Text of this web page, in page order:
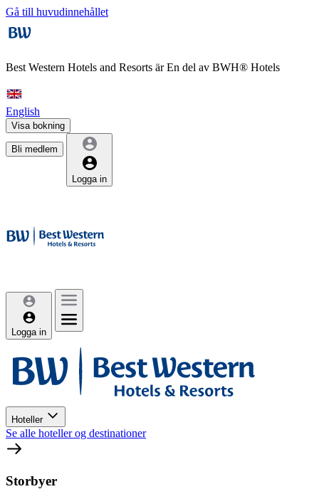
Gå till huvudinnehållet
Best Western Hotels and Resorts ärEn del av BWH® Hotels
English
Visa bokning
Bli medlem
Logga in
Logga in
Hoteller
Se alle hoteller og destinationer
Storbyer